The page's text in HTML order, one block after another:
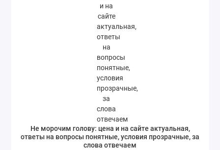
Не морочим голову: цена и на сайте актуальная,
ответы на вопросы понятные, условия прозрачные, за
слова отвечаем